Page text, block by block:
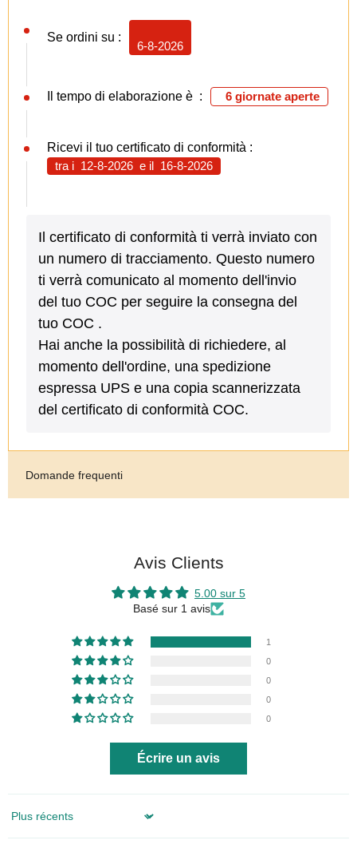
Se ordini su :
6-8-2026
Il tempo di elaborazione è : 6 giornate aperte
Ricevi il tuo certificato di conformità :
tra i 12-8-2026e il 16-8-2026
Il certificato di conformità ti verrà inviato con
un numero di tracciamento. Questo numero
ti verrà comunicato al momento dell'invio
del tuo COC per seguire la consegna del
tuo COC .
Hai anche la possibilità di richiedere, al
momento dell'ordine, una spedizione
espressa UPS e una copia scannerizzata
del certificato di conformità COC.
Domande frequenti
Avis Clients
5.00 sur 5
Basé sur 1 avis
1
0
0
0
0
Écrire un avis
Sort by